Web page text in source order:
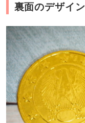
裏面のデザイン